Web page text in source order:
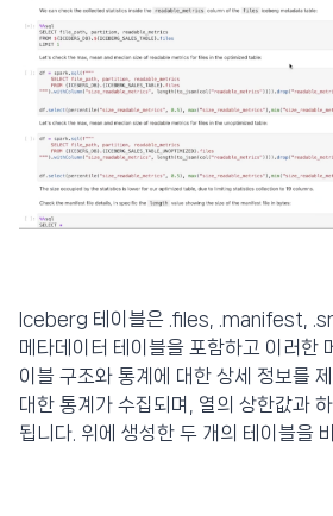
Iceberg 테이블은 .files, .manifest,
메타데이터 테이블을 포함하고 이러한
이블 구조와 통계에 대한 상세 정보를
대한 통계가 수집되며, 열의 상한값과
됩니다. 위에 생성한 두 개의 테이블을